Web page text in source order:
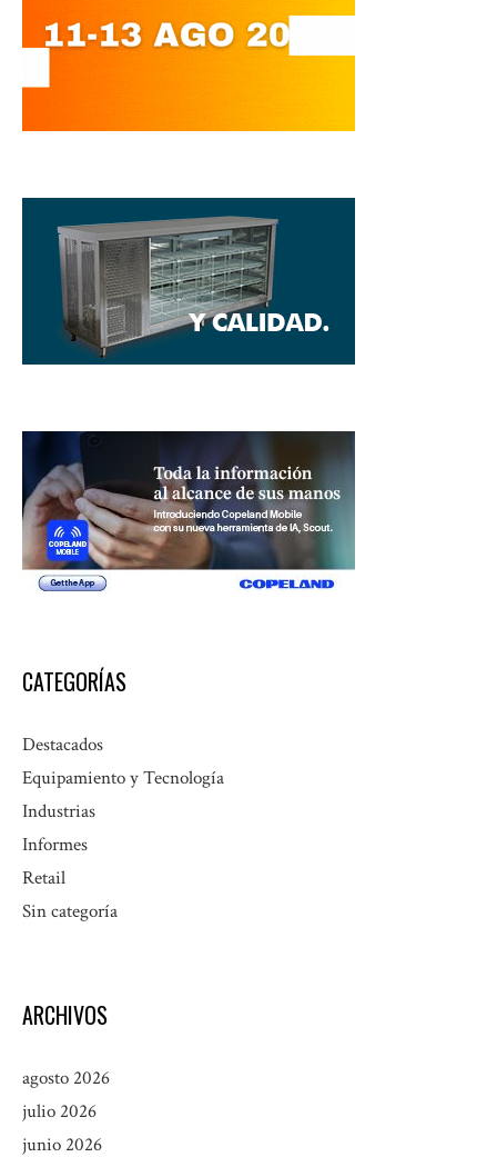
CATEGORÍAS
Destacados
Equipamiento y Tecnología
Industrias
Informes
Retail
Sin categoría
ARCHIVOS
agosto 2026
julio 2026
junio 2026